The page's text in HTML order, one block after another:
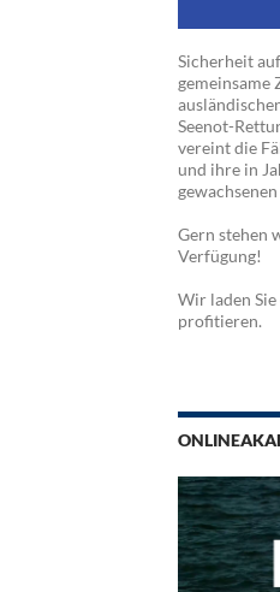
Sicherheit
gemeinsame
Seenot-
vereint die
und ihre in
Gern stehen
Verfügung!
Wir laden
profitieren.